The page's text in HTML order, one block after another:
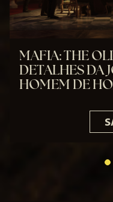
MAFIA: THE
DETALHES DA
HOMEM DE